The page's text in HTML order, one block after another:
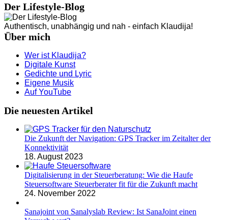
Der Lifestyle-Blog
Authentisch, unabhängig und nah - einfach Klaudija!
Über mich
Wer ist Klaudija?
Digitale Kunst
Gedichte und Lyric
Eigene Musik
Auf YouTube
Die neuesten Artikel
Die Zukunft der Navigation: GPS Tracker im Zeitalter der
Konnektivität
18. August 2023
Digitalisierung in der Steuerberatung: Wie die Haufe
Steuersoftware Steuerberater fit für die Zukunft macht
24. November 2022
Sanajoint von Sanalyslab Review: Ist SanaJoint einen